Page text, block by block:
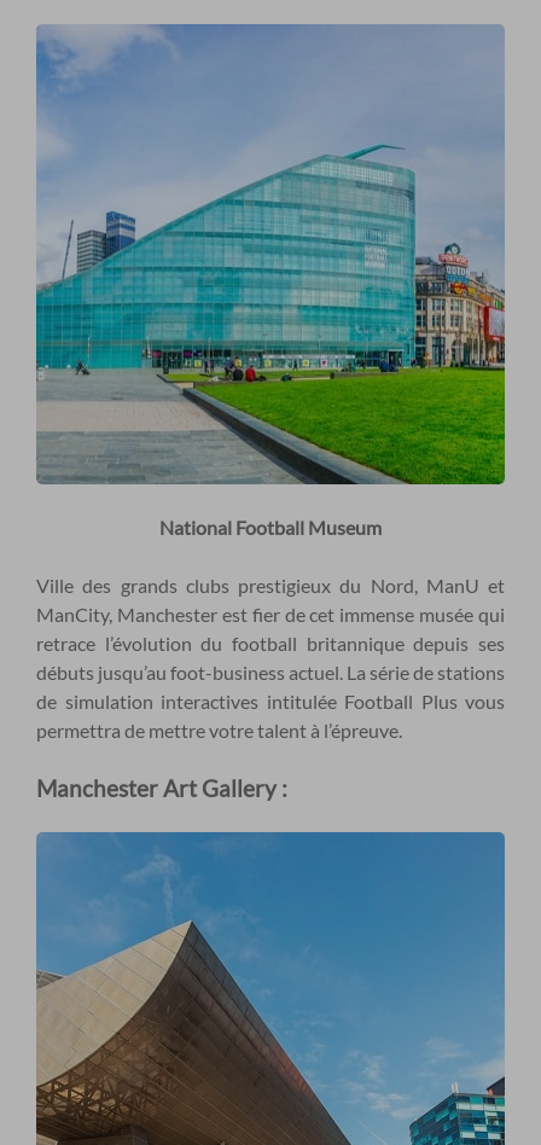
National Football Museum
Ville des grands clubs prestigieux du Nord, ManU et
ManCity, Manchester est fier de cet immense musée qui
retrace l’évolution du football britannique depuis ses
débuts jusqu’au foot-business actuel. La série de stations
de simulation interactives intitulée Football Plus vous
permettra de mettre votre talent à l’épreuve.
Manchester Art Gallery :